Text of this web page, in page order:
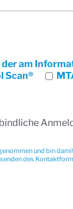
am
Scan®
und bin
des